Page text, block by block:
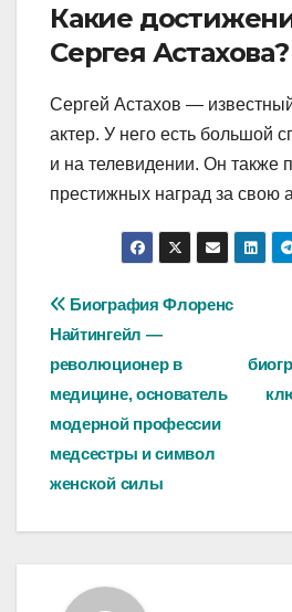
Какие
Сергея Астахова?
Сергей Астахов —
актер. У него есть большой
и на телевидении. Он также
престижных наград за свою
Навигация
по
записям
Биография Флоренс
Найтингейл —
революционер в
медицине, основатель
модерной профессии
медсестры и символ
женской силы